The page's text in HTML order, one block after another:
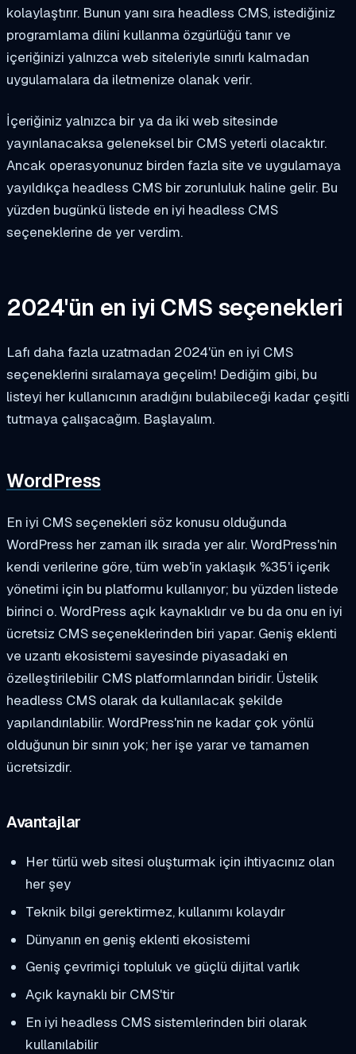
kolaylaştırır. Bunun yanı sıra headless CMS, istediğiniz
programlama dilini kullanma özgürlüğü tanır ve
içeriğinizi yalnızca web siteleriyle sınırlı kalmadan
uygulamalara da iletmenize olanak verir.
İçeriğiniz yalnızca bir ya da iki web sitesinde
yayınlanacaksa geleneksel bir CMS yeterli olacaktır.
Ancak operasyonunuz birden fazla site ve uygulamaya
yayıldıkça headless CMS bir zorunluluk haline gelir. Bu
yüzden bugünkü listede en iyi headless CMS
seçeneklerine de yer verdim.
2024'ün en iyi CMS seçenekleri
Lafı daha fazla uzatmadan 2024'ün en iyi CMS
seçeneklerini sıralamaya geçelim! Dediğim gibi, bu
listeyi her kullanıcının aradığını bulabileceği kadar çeşitli
tutmaya çalışacağım. Başlayalım.
WordPress
En iyi CMS seçenekleri söz konusu olduğunda
WordPress her zaman ilk sırada yer alır. WordPress'nin
kendi verilerine göre, tüm web'in yaklaşık %35'i içerik
yönetimi için bu platformu kullanıyor; bu yüzden listede
birinci o. WordPress açık kaynaklıdır ve bu da onu en iyi
ücretsiz CMS seçeneklerinden biri yapar. Geniş eklenti
ve uzantı ekosistemi sayesinde piyasadaki en
özelleştirilebilir CMS platformlarından biridir. Üstelik
headless CMS olarak da kullanılacak şekilde
yapılandırılabilir. WordPress'nin ne kadar çok yönlü
olduğunun bir sınırı yok; her işe yarar ve tamamen
ücretsizdir.
Avantajlar
Her türlü web sitesi oluşturmak için ihtiyacınız olan
her şey
Teknik bilgi gerektirmez, kullanımı kolaydır
Dünyanın en geniş eklenti ekosistemi
Geniş çevrimiçi topluluk ve güçlü dijital varlık
Açık kaynaklı bir CMS'tir
En iyi headless CMS sistemlerinden biri olarak
kullanılabilir